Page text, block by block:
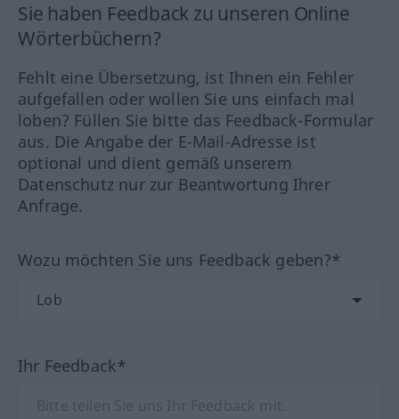
Sie haben Feedback zu unseren Online
Wörterbüchern?
Fehlt eine Übersetzung, ist Ihnen ein Fehler
aufgefallen oder wollen Sie uns einfach mal
loben? Füllen Sie bitte das Feedback-Formular
aus. Die Angabe der E-Mail-Adresse ist
optional und dient gemäß unserem
Datenschutz nur zur Beantwortung Ihrer
Anfrage.
Wozu möchten Sie uns Feedback geben?*
Ihr Feedback*